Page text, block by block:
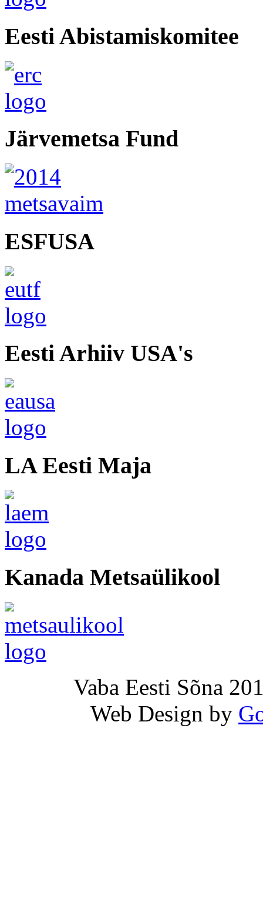
Eesti Abistamiskomitee
Järvemetsa Fund
ESFUSA
Eesti Arhiiv USA's
LA Eesti Maja
Kanada Metsaülikool
Vaba Eesti Sõna
Web Design by